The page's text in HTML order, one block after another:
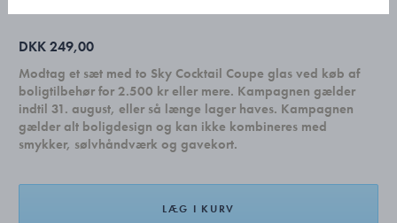
DKK 249,00
Modtag et sæt med to Sky Cocktail Coupe glas ved køb af
boligtilbehør for 2.500 kr eller mere. Kampagnen gælder
indtil 31. august, eller så længe lager haves. Kampagnen
gælder alt boligdesign og kan ikke kombineres med
smykker, sølvhåndværk og gavekort.
LÆG I KURV